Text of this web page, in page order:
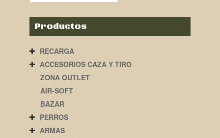
Productos
RECARGA
ACCESORIOS CAZA Y TIRO
ZONA OUTLET
AIR-SOFT
BAZAR
PERROS
ARMAS